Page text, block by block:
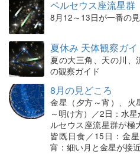
ペルセウス座流星群
8月12～13日が一番の
夏休み 天体観察ガイ
夏の大三角、天の川、
の観察ガイド
8月の見どころ
金星（夕方～宵）、火
～明け方）／2日：水
ルセウス座流星群が極
皆既日食／15日：金
宵：細い月と金星が接